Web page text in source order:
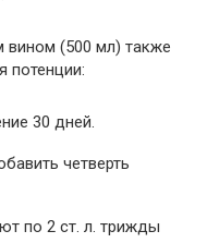
(500 мл) также
потенции:
30 дней.
четверть
по 2 ст. л. трижды